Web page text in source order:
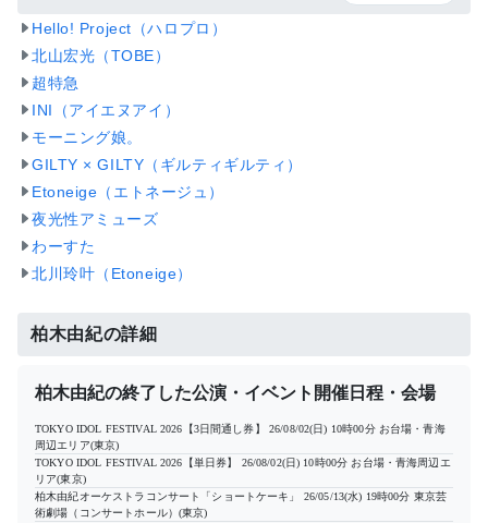
Hello! Project（ハロプロ）
北山宏光（TOBE）
超特急
INI（アイエヌアイ）
モーニング娘。
GILTY × GILTY（ギルティギルティ）
Etoneige（エトネージュ）
夜光性アミューズ
わーすた
北川玲叶（Etoneige）
柏木由紀の詳細
柏木由紀の終了した公演・イベント開催日程・会場
TOKYO IDOL FESTIVAL 2026【3日間通し券】 26/08/02(日) 10時00分 お台場・青海
周辺エリア(東京)
TOKYO IDOL FESTIVAL 2026【単日券】
26/08/02(日) 10時00分 お台場・青海周辺エ
リア(東京)
柏木由紀オーケストラコンサート「ショートケーキ」
26/05/13(水) 19時00分 東京芸
術劇場（コンサートホール）(東京)